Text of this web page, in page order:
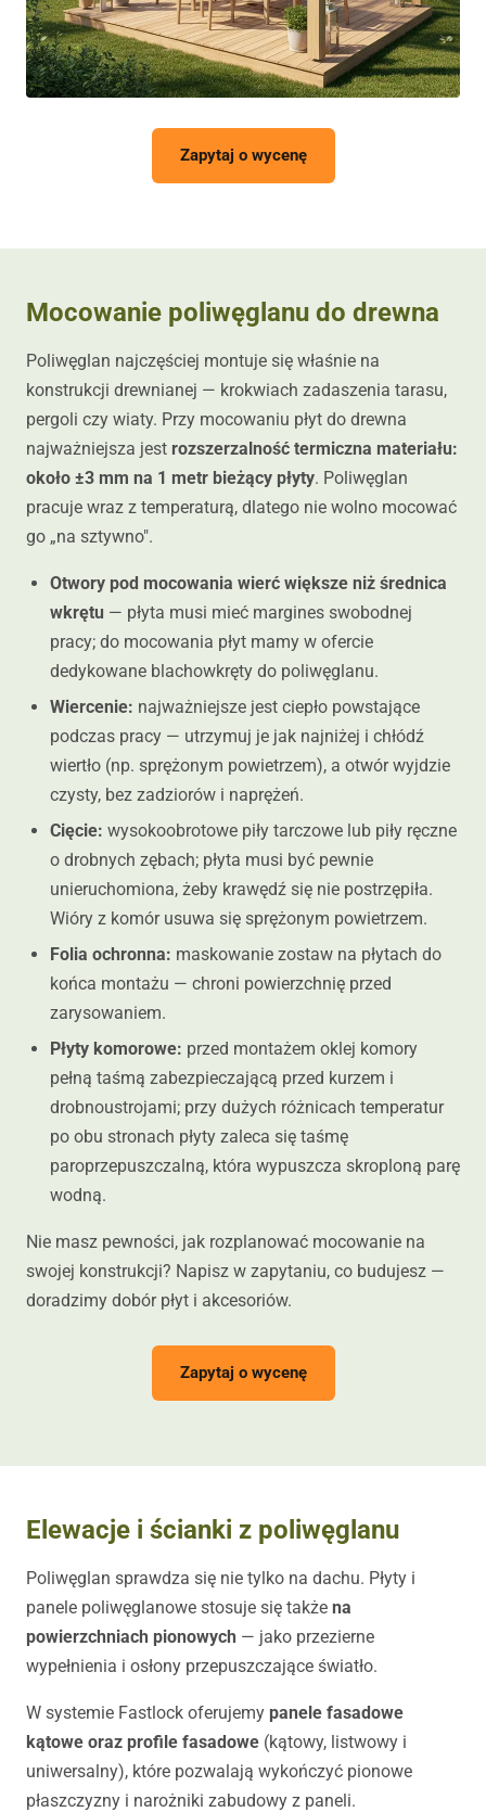
Zapytaj o wycenę
Mocowanie poliwęglanu do drewna
Poliwęglan najczęściej montuje się właśnie na
konstrukcji drewnianej — krokwiach zadaszenia tarasu,
pergoli czy wiaty. Przy mocowaniu płyt do drewna
najważniejsza jest rozszerzalność termiczna materiału:
około ±3 mm na 1 metr bieżący płyty. Poliwęglan
pracuje wraz z temperaturą, dlatego nie wolno mocować
go „na sztywno".
Otwory pod mocowania wierć większe niż średnica
wkrętu — płyta musi mieć margines swobodnej
pracy; do mocowania płyt mamy w ofercie
dedykowane blachowkręty do poliwęglanu.
Wiercenie: najważniejsze jest ciepło powstające
podczas pracy — utrzymuj je jak najniżej i chłódź
wiertło (np. sprężonym powietrzem), a otwór wyjdzie
czysty, bez zadziorów i naprężeń.
Cięcie: wysokoobrotowe piły tarczowe lub piły ręczne
o drobnych zębach; płyta musi być pewnie
unieruchomiona, żeby krawędź się nie postrzępiła.
Wióry z komór usuwa się sprężonym powietrzem.
Folia ochronna: maskowanie zostaw na płytach do
końca montażu — chroni powierzchnię przed
zarysowaniem.
Płyty komorowe: przed montażem oklej komory
pełną taśmą zabezpieczającą przed kurzem i
drobnoustrojami; przy dużych różnicach temperatur
po obu stronach płyty zaleca się taśmę
paroprzepuszczalną, która wypuszcza skroploną parę
wodną.
Nie masz pewności, jak rozplanować mocowanie na
swojej konstrukcji? Napisz w zapytaniu, co budujesz —
doradzimy dobór płyt i akcesoriów.
Zapytaj o wycenę
Elewacje i ścianki z poliwęglanu
Poliwęglan sprawdza się nie tylko na dachu. Płyty i
panele poliwęglanowe stosuje się także na
powierzchniach pionowych — jako przezierne
wypełnienia i osłony przepuszczające światło.
W systemie Fastlock oferujemy panele fasadowe
kątowe oraz profile fasadowe (kątowy, listwowy i
uniwersalny), które pozwalają wykończyć pionowe
płaszczyzny i narożniki zabudowy z paneli.